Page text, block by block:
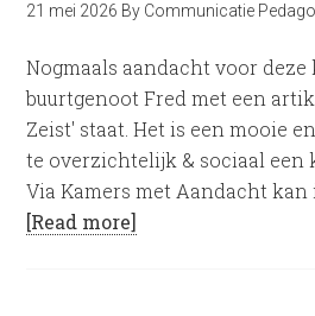
21 mei 2026 By Communicatie
Nogmaals aandacht voor deze
buurtgenoot Fred met een
Zeist' staat. Het is een mooie
te overzichtelijk & sociaal een
Via Kamers met Aandacht kan
[Read more]